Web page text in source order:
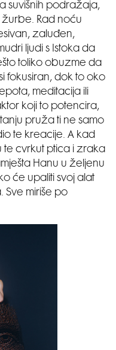
suvišnih podražaja,
Rad noću
zaluđen,
ljudi s Istoka da
toliko obuzme da
fokusiran, dok to oko
meditacija ili
koji to potencira,
pruža ti ne samo
te kreacije. A kad
te cvrkut ptica i zraka
Hanu u željenu
će upaliti svoj alat
Sve miriše po